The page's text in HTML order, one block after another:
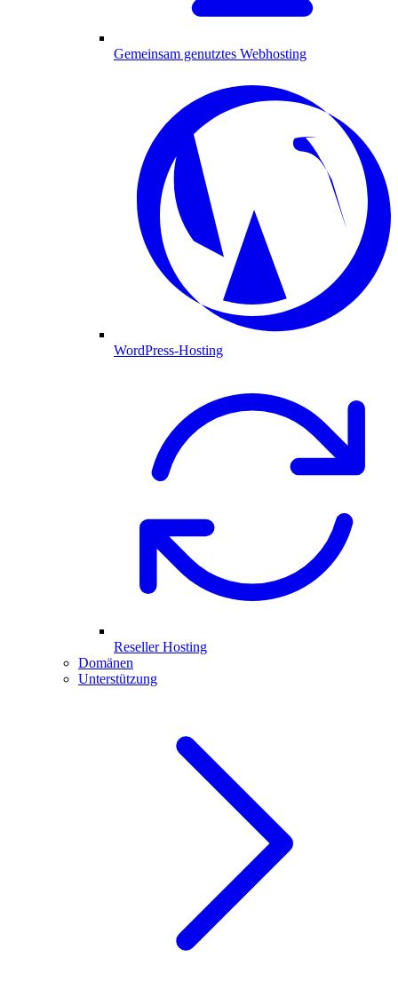
Gemeinsam genutztes Webhosting
WordPress-Hosting
Reseller Hosting
Domänen
Unterstützung